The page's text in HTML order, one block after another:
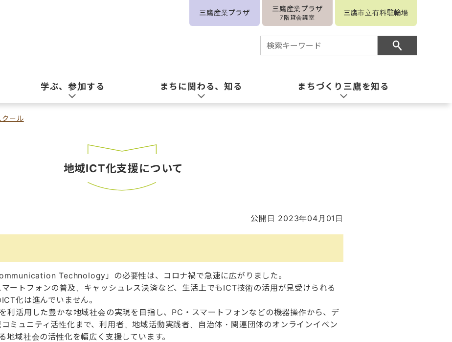
三鷹産業プラザ 三鷹産業プラザ
7階貸会議室
三鷹市立有料駐輪場
学ぶ、参加する まちに関わる、知る まちづくり三鷹を知る
クール
地域ICT化支援について
公開日 2023年04月01日
Technology」の必要性は、コロナ禍で急速に広がりました。
ートフォンの普及、キャッシュレス決済など、生活上でもICT技術の活用が見受けられる
化は進んでいません。
利活用した豊かな地域社会の実現を目指し、PC・スマートフォンなどの機器操作から、デ
ミュニティ活性化まで、利用者、地域活動実践者、自治体・関連団体のオンラインイベン
地域社会の活性化を幅広く支援しています。